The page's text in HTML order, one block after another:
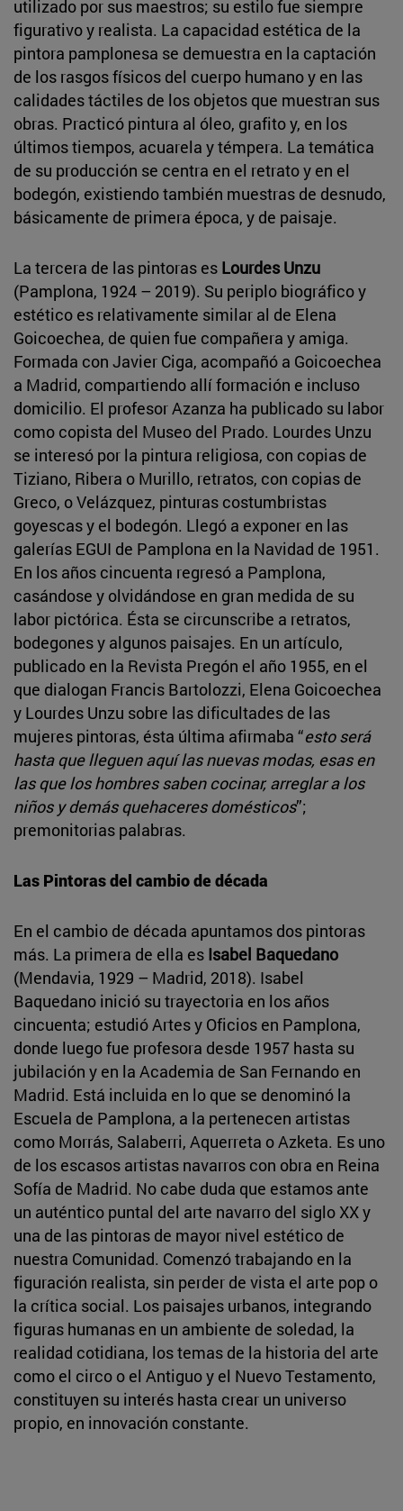
utilizado por sus maestros; su estilo fue siempre
figurativo y realista. La capacidad estética de la
pintora pamplonesa se demuestra en la captación
de los rasgos físicos del cuerpo humano y en las
calidades táctiles de los objetos que muestran sus
obras. Practicó pintura al óleo, grafito y, en los
últimos tiempos, acuarela y témpera. La temática
de su producción se centra en el retrato y en el
bodegón, existiendo también muestras de desnudo,
básicamente de primera época, y de paisaje.
La tercera de las pintoras es Lourdes Unzu
(Pamplona, 1924 – 2019). Su periplo biográfico y
estético es relativamente similar al de Elena
Goicoechea, de quien fue compañera y amiga.
Formada con Javier Ciga, acompañó a Goicoechea
a Madrid, compartiendo allí formación e incluso
domicilio. El profesor Azanza ha publicado su labor
como copista del Museo del Prado. Lourdes Unzu
se interesó por la pintura religiosa, con copias de
Tiziano, Ribera o Murillo, retratos, con copias de
Greco, o Velázquez, pinturas costumbristas
goyescas y el bodegón. Llegó a exponer en las
galerías EGUI de Pamplona en la Navidad de 1951.
En los años cincuenta regresó a Pamplona,
casándose y olvidándose en gran medida de su
labor pictórica. Ésta se circunscribe a retratos,
bodegones y algunos paisajes. En un artículo,
publicado en la Revista Pregón el año 1955, en el
que dialogan Francis Bartolozzi, Elena Goicoechea
y Lourdes Unzu sobre las dificultades de las
mujeres pintoras, ésta última afirmaba “esto será
hasta que lleguen aquí las nuevas modas, esas en
las que los hombres saben cocinar, arreglar a los
niños y demás quehaceres domésticos”;
premonitorias palabras.
Las Pintoras del cambio de década
En el cambio de década apuntamos dos pintoras
más. La primera de ella es Isabel Baquedano
(Mendavia, 1929 – Madrid, 2018). Isabel
Baquedano inició su trayectoria en los años
cincuenta; estudió Artes y Oficios en Pamplona,
donde luego fue profesora desde 1957 hasta su
jubilación y en la Academia de San Fernando en
Madrid. Está incluida en lo que se denominó la
Escuela de Pamplona, a la pertenecen artistas
como Morrás, Salaberri, Aquerreta o Azketa. Es uno
de los escasos artistas navarros con obra en Reina
Sofía de Madrid. No cabe duda que estamos ante
un auténtico puntal del arte navarro del siglo XX y
una de las pintoras de mayor nivel estético de
nuestra Comunidad. Comenzó trabajando en la
figuración realista, sin perder de vista el arte pop o
la crítica social. Los paisajes urbanos, integrando
figuras humanas en un ambiente de soledad, la
realidad cotidiana, los temas de la historia del arte
como el circo o el Antiguo y el Nuevo Testamento,
constituyen su interés hasta crear un universo
propio, en innovación constante.